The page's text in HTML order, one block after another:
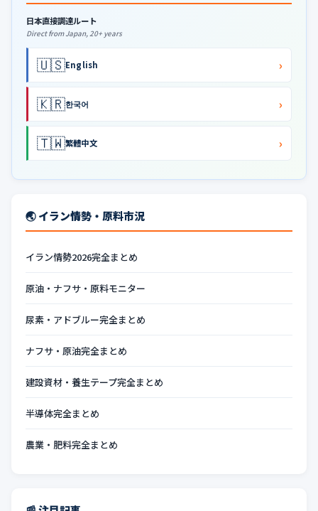
日本直接調達ルート
Direct from Japan, 20+ years
🇺🇸English ›
🇰🇷한국어 ›
🇹🇼繁體中文 ›
🌏 イラン情勢・原料市況
イラン情勢2026完全まとめ
原油・ナフサ・原料モニター
尿素・アドブルー完全まとめ
ナフサ・原油完全まとめ
建設資材・養生テープ完全まとめ
半導体完全まとめ
農業・肥料完全まとめ